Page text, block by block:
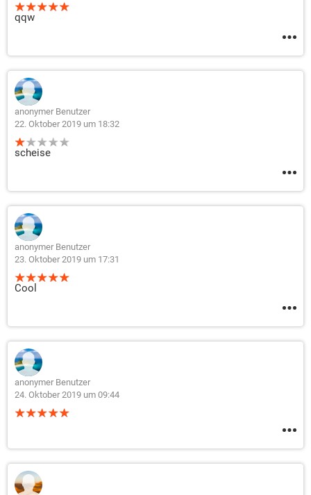
qqw
anonymer Benutzer
22. Oktober 2019 um 18:32
scheise
anonymer Benutzer
23. Oktober 2019 um 17:31
Cool
anonymer Benutzer
24. Oktober 2019 um 09:44